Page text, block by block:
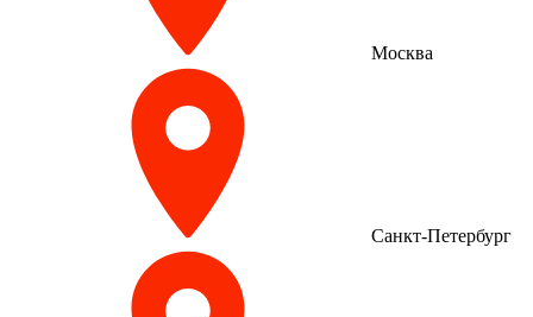
Москва
Санкт-Петербург